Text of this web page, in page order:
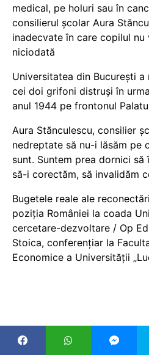
medical, pe holuri sau în
consilierul școlar Aura
inadecvate în care copilul nu
niciodată
Universitatea din București
cei doi grifoni distruși în
anul 1944 pe frontonul
Aura Stănculescu, consilier
nedreptate să nu-i lăsăm pe
sunt. Suntem prea dornici să
să-i corectăm, să invalidăm
Bugetele reale ale
poziția României la coada
cercetare-dezvoltare / Op
Stoica, conferențiar la
Economice a Universității
COPYRIGHT